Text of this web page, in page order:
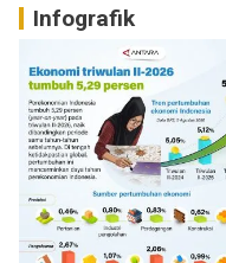
Infografik